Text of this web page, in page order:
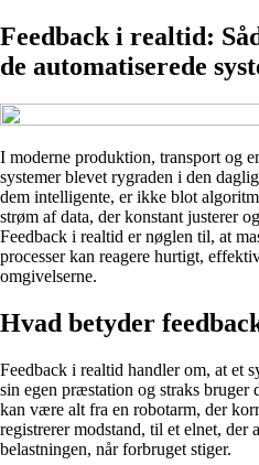
Feedback i realtid:
de automatiserede
I moderne produktion, transport og
systemer blevet rygraden i den
dem intelligente, er ikke blot
strøm af data, der konstant justerer
Feedback i realtid er nøglen til, at
processer kan reagere hurtigt,
omgivelserne.
Hvad betyder
Feedback i realtid handler om, at et
sin egen præstation og straks
kan være alt fra en robotarm, der
registrerer modstand, til et elnet, der
belastningen, når forbruget stiger.